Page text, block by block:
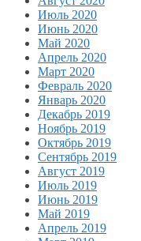
Июль 2020
Июнь 2020
Май 2020
Апрель 2020
Март 2020
Февраль 2020
Январь 2020
Декабрь 2019
Ноябрь 2019
Октябрь 2019
Сентябрь 2019
Август 2019
Июль 2019
Июнь 2019
Май 2019
Апрель 2019